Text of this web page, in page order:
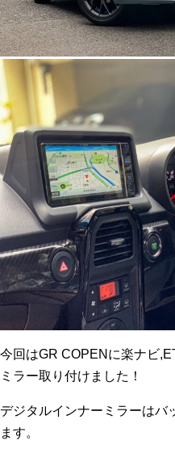
今回はGR COPENに楽ナビ
ミラー取り付けました！
デジタルインナーミラーはバ
ます。